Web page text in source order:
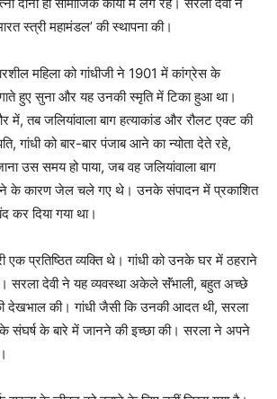
स्त्री महामंडल’ की स्थापना की।
महिला को गांधीजी ने 1901 में कांग्रेस के
हुए सुना और यह उनकी स्मृति में टिका हुआ था।
में, तब जलियांवाला बाग हत्याकांड और रौलट एक्ट की
गांधी को बार-बार पंजाब आने का न्योता देते रहे,
उस समय हो पाया, जब वह जलियांवाला बाग
के कारण जेल चले गए थे। उनके संपादन में प्रकाशित
कर दिया गया था।
एक प्रतिष्ठित व्यक्ति थे। गांधी को उनके घर में ठहराने
सरला देवी ने यह व्यवस्था अकेले सॅंभाली, बहुत अच्छे
देखभाल की। गांधी जैसी कि उनकी आदत थी, सरला
संघर्ष के बारे में जानने की इच्छा की। सरला ने अपने